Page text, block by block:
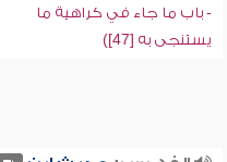
- باب ما جاء في كراهية ما
يستنجى به [47])